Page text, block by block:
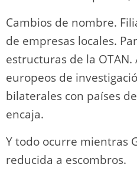
Cambios de nombre.
de empresas locales.
estructuras de la OTAN.
europeos de
bilaterales con países
encaja.
Y todo ocurre mientras
reducida a escombros.